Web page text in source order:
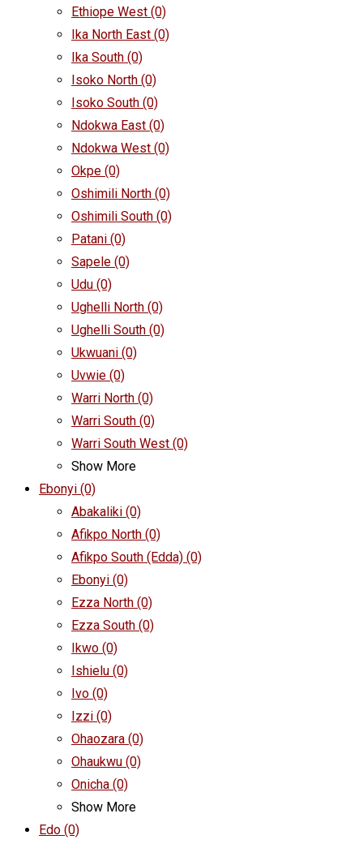
Ethiope West (0)
Ika North East (0)
Ika South (0)
Isoko North (0)
Isoko South (0)
Ndokwa East (0)
Ndokwa West (0)
Okpe (0)
Oshimili North (0)
Oshimili South (0)
Patani (0)
Sapele (0)
Udu (0)
Ughelli North (0)
Ughelli South (0)
Ukwuani (0)
Uvwie (0)
Warri North (0)
Warri South (0)
Warri South West (0)
Show More
Ebonyi (0)
Abakaliki (0)
Afikpo North (0)
Afikpo South (Edda) (0)
Ebonyi (0)
Ezza North (0)
Ezza South (0)
Ikwo (0)
Ishielu (0)
Ivo (0)
Izzi (0)
Ohaozara (0)
Ohaukwu (0)
Onicha (0)
Show More
Edo (0)